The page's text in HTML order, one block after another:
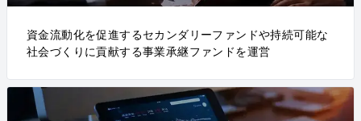
資金流動化を促進するセカンダリーファンドや持続可能な
社会づくりに貢献する事業承継ファンドを運営